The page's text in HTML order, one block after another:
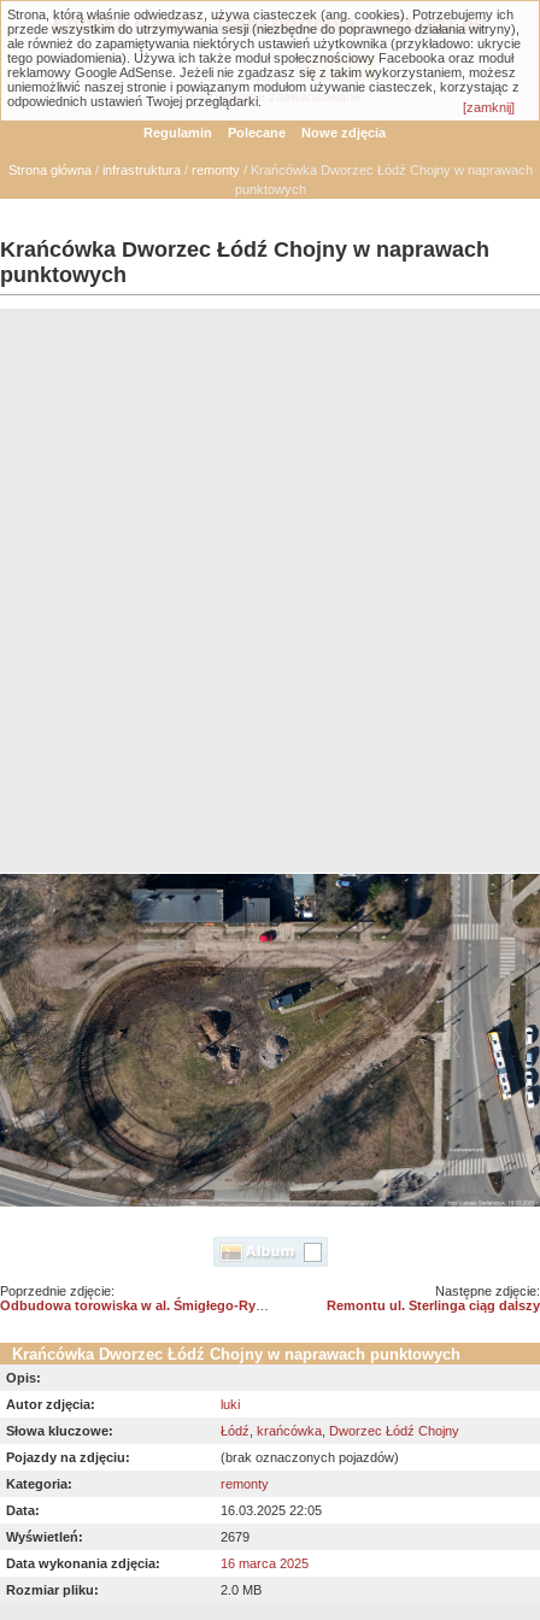
Łódzka Galeria Transportowa - GTLodz.eu
Wyszukiwanie zaawansowane
Regulamin Polecane Nowe zdjęcia
Strona główna/ infrastruktura/ remonty/ Krańcówka Dworzec Łódź Chojny w naprawach
punktowych
Krańcówka Dworzec Łódź Chojny w naprawach
punktowych
Poprzednie zdjęcie:
Odbudowa torowiska w al. Śmigłego-Rydza
Następne zdjęcie:
Remontu ul. Sterlinga ciąg dalszy
Krańcówka Dworzec Łódź Chojny w naprawach punktowych
Opis:
Autor zdjęcia:
luki
Słowa kluczowe:
Łódź, krańcówka, Dworzec Łódź Chojny
Pojazdy na zdjęciu:
(brak oznaczonych pojazdów)
Kategoria:
remonty
Data:
16.03.2025 22:05
Wyświetleń:
2679
Data wykonania zdjęcia:
16 marca 2025
Rozmiar pliku:
2.0 MB
Strona, którą właśnie odwiedzasz, używa ciasteczek (ang. cookies). Potrzebujemy ich
przede wszystkim do utrzymywania sesji (niezbędne do poprawnego działania witryny),
ale również do zapamiętywania niektórych ustawień użytkownika (przykładowo: ukrycie
tego powiadomienia). Używa ich także moduł społecznościowy Facebooka oraz moduł
reklamowy Google AdSense. Jeżeli nie zgadzasz się z takim wykorzystaniem, możesz
uniemożliwić naszej stronie i powiązanym modułom używanie ciasteczek, korzystając z
odpowiednich ustawień Twojej przeglądarki.
[zamknij]